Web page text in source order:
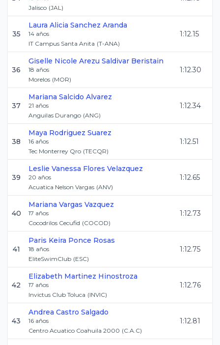
Jalisco (JAL)
35
Laura Alicia Sanchez Aranda
14 años
IT Campus Santa Anita (T-ANA)
1:12.15
36
Giselle Nicole Arezu Saldivar Beristain
18 años
Morelos (MOR)
1:12.30
37
Mariana Salcido Alvarez
21 años
Anguilas Durango (ANG)
1:12.34
38
Maya Rodriguez Suarez
16 años
Tec Monterrey Qro (TECQR)
1:12.51
39
Leslie Vanessa Flores Velazquez
20 años
Acuatica Nelson Vargas (ANV)
1:12.65
40
Mariana Vargas Vazquez
17 años
Cocodrilos Cecufid (COCOD)
1:12.73
41
Paris Keira Ponce Rosas
18 años
EliteSwimClub (ESC)
1:12.75
42
Elizabeth Martinez Hinostroza
17 años
Invictus Club Toluca (INVIC)
1:12.76
43
Andrea Castro Salgado
16 años
Centro Acuatico Coahuila 2000 (C.A.C)
1:12.81